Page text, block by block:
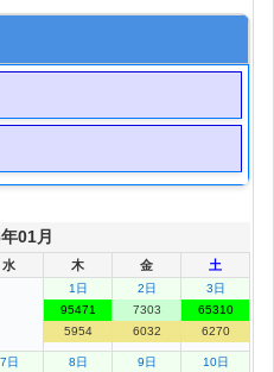
01月
水 木 金 土
1日
95471
5954
2日
7303
6032
3日
65310
6270
7日 8日 9日 10日